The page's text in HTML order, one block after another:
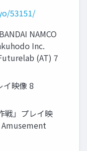
53151/
NAMCO
Inc.
(AT) 7
イ映像 8
戦」プレイ映
Amusement